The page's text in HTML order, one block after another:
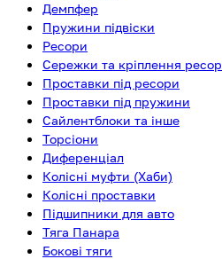
Демпфер
Пружини підвіски
Ресори
Сережки та кріплення ресор
Проставки під ресори
Проставки під пружини
Сайлентблоки та інше
Торсіони
Диференціал
Колісні муфти (Хаби)
Колісні проставки
Підшипники для авто
Тяга Панара
Бокові тяги